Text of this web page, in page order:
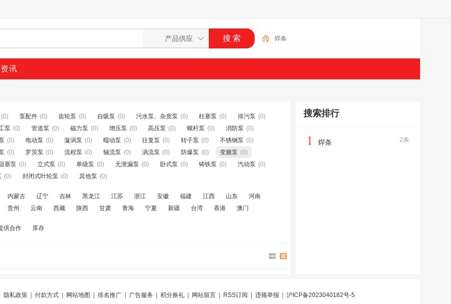
焊条
讯
(0) 泵配件 (0) 齿轮泵 (0) 自吸泵 (0) 污水泵、杂质泵 (0) 柱塞泵 (0) 排污泵 (0)
泵 (0) 管道泵 (0) 磁力泵 (0) 增压泵 (0) 高压泵 (0) 螺杆泵 (0) 消防泵 (0)
(0) 电动泵 (0) 漩涡泵 (0) 蠕动泵 (0) 往复泵 (0) 转子泵 (0) 不锈钢泵 (0)
(0) 罗茨泵 (0) 流程泵 (0) 轴流泵 (0) 涡流泵 (0) 防爆泵 (0) 变频泵 (0)
塞泵 (0) 立式泵 (0) 单级泵 (0) 无泄漏泵 (0) 卧式泵 (0) 铸铁泵 (0) 汽动泵 (0)
(0) 封闭式叶轮泵 (0) 其他泵 (0)
内蒙古 辽宁 吉林 黑龙江 江苏 浙江 安徽 福建 江西 山东
河南
贵州 云南 西藏 陕西 甘肃 青海 宁夏 新疆 台湾 香港 澳门
供合作 库存
搜索排行
2条
1 焊条
隐私政策| 付款方式| 网站地图 排名推广| 广告服务 积分换礼| 网站留言| RSS订阅 违规举报 沪ICP备2023040182号-5